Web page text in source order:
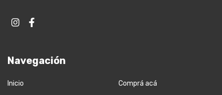
Navegación
Inicio Comprá acá